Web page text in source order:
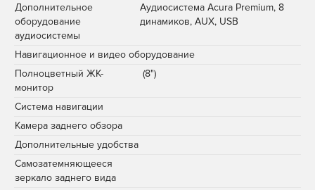
Дополнительное
оборудование
аудиосистемы
Аудиосистема Аcura Premium, 8
динамиков, AUX, USB
Навигационное и видео оборудование
Полноцветный ЖК-
монитор
(8")
Система навигации
Камера заднего обзора
Дополнительные удобства
Самозатемняющееся
зеркало заднего вида